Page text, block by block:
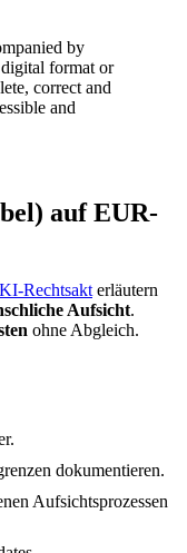
by
format or
correct and
and
auf EUR-
Rechtsakt erläutern
Aufsicht.
ohne Abgleich.
dokumentieren.
Aufsichtsprozessen